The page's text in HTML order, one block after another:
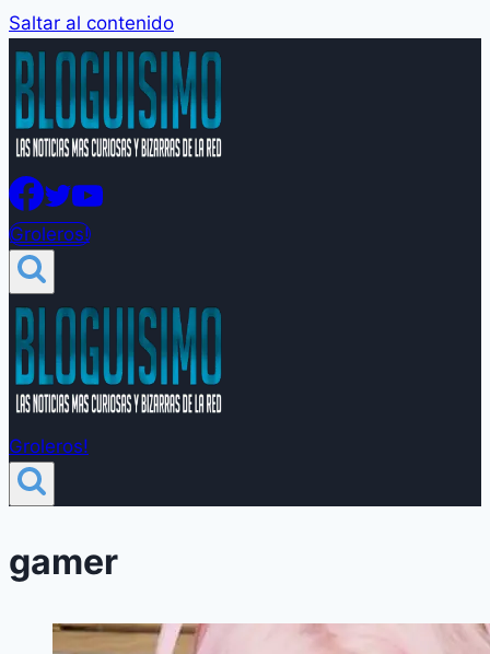
Saltar al contenido
Groleros!
Groleros!
gamer